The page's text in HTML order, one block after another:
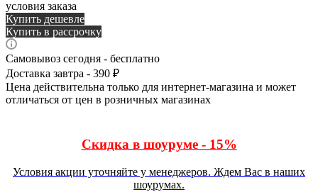
условия заказа
Купить дешевле
Купить в рассрочку
Самовывоз сегодня - бесплатно
Доставка завтра - 390 ₽
Цена действительна только для интернет-магазина и может
отличаться от цен в розничных магазинах
Скидка в шоуруме - 15%
Условия акции уточняйте у менеджеров. Ждем Вас в наших
шоурумах.